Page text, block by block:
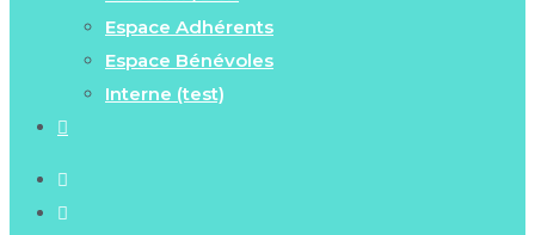
Espace Adhérents
Espace Bénévoles
Interne (test)